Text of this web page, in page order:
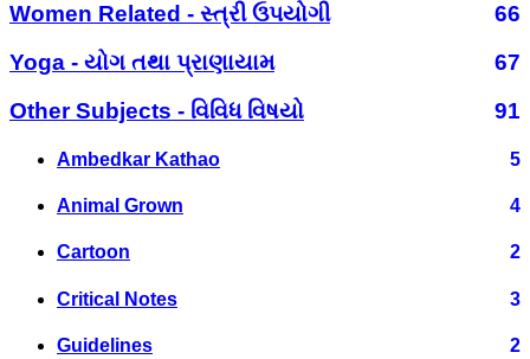
Women Related - સ્ત્રી ઉપયોગી
66
Yoga - યોગ તથા પ્રાણાયામ
67
Other Subjects - વિવિધ વિષયો
91
Ambedkar Kathao 5
Animal Grown 4
Cartoon 2
Critical Notes 3
Guidelines 2